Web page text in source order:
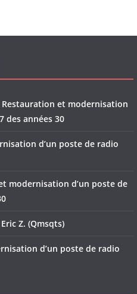
Restauration et modernisation
des années 30
d’un poste de radio
modernisation d’un poste de
Z. (Qmsqts)
d’un poste de radio